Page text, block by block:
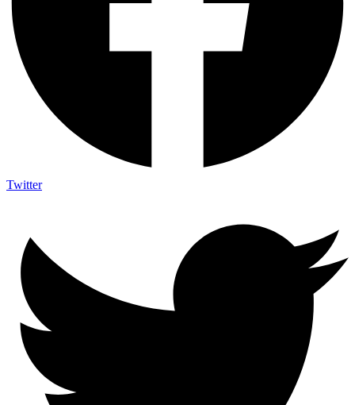
Twitter